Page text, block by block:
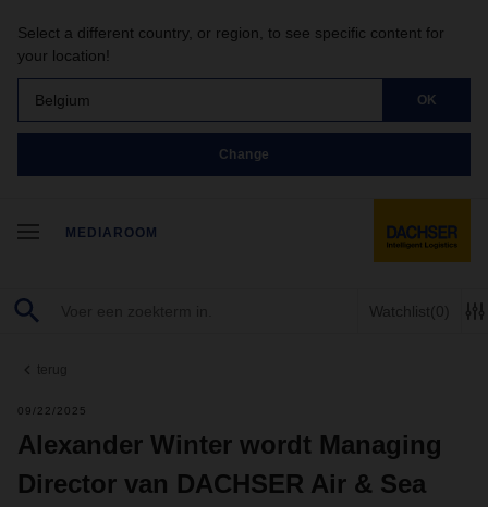
Select a different country, or region, to see specific content for
your location!
Belgium OK
Change
MEDIAROOM
Watchlist(0)
terug
09/22/2025
Alexander Winter wordt Managing
Director van DACHSER Air & Sea